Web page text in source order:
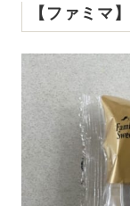
【ファミマ